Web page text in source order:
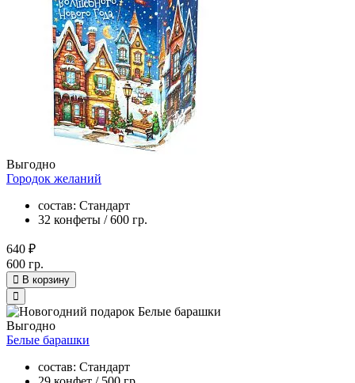
Выгодно
Городок желаний
состав: Стандарт
32 конфеты / 600 гр.
640 ₽
600 гр.
В корзину
Выгодно
Белые барашки
состав: Стандарт